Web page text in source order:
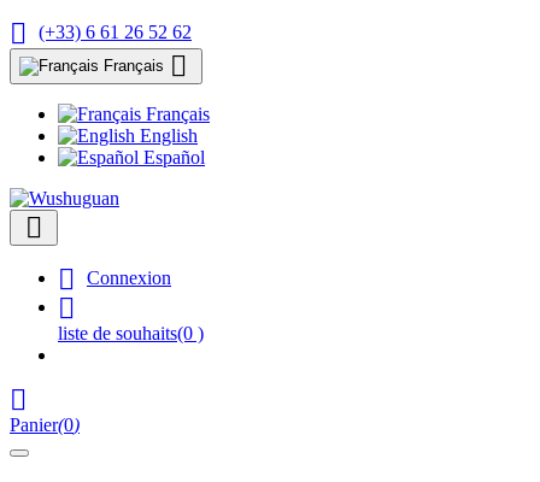
 (+33) 6 61 26 52 62
Français 
Français
English
Español


Connexion

liste de souhaits(0 )

Panier(0)